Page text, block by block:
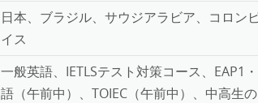
日本、ブラジル、サウジアラビア、コロン
イス
一般英語、IETLSテスト対策コース、EAP1
語（午前中）、TOIEC（午前中）、中高生